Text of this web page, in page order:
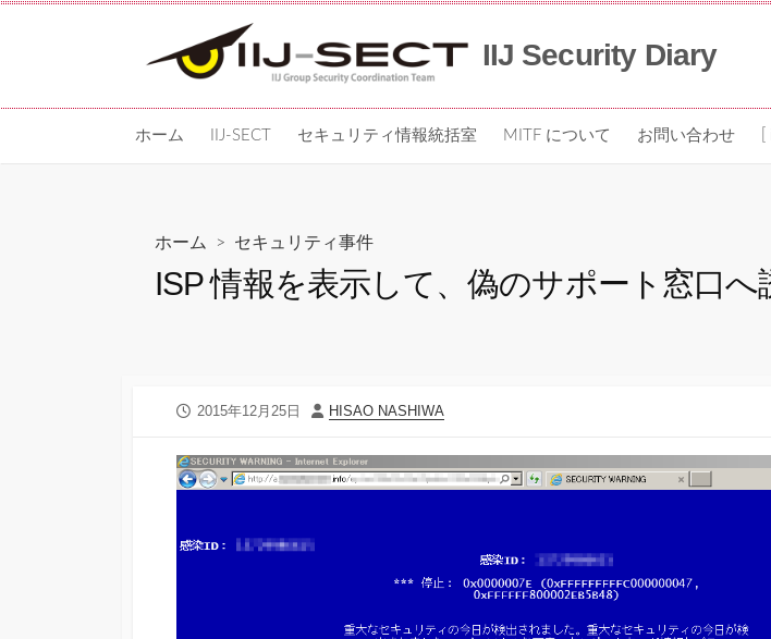
IIJ Security Diary
ホーム IIJ-SECT セキュリティ情報統括室 MITF について お問い合わせ
ホーム > セキュリティ事件
ISP 情報を表示して、偽のサポート窓口
公
日
2015年12月25日
投
者
HISAO NASHIWA